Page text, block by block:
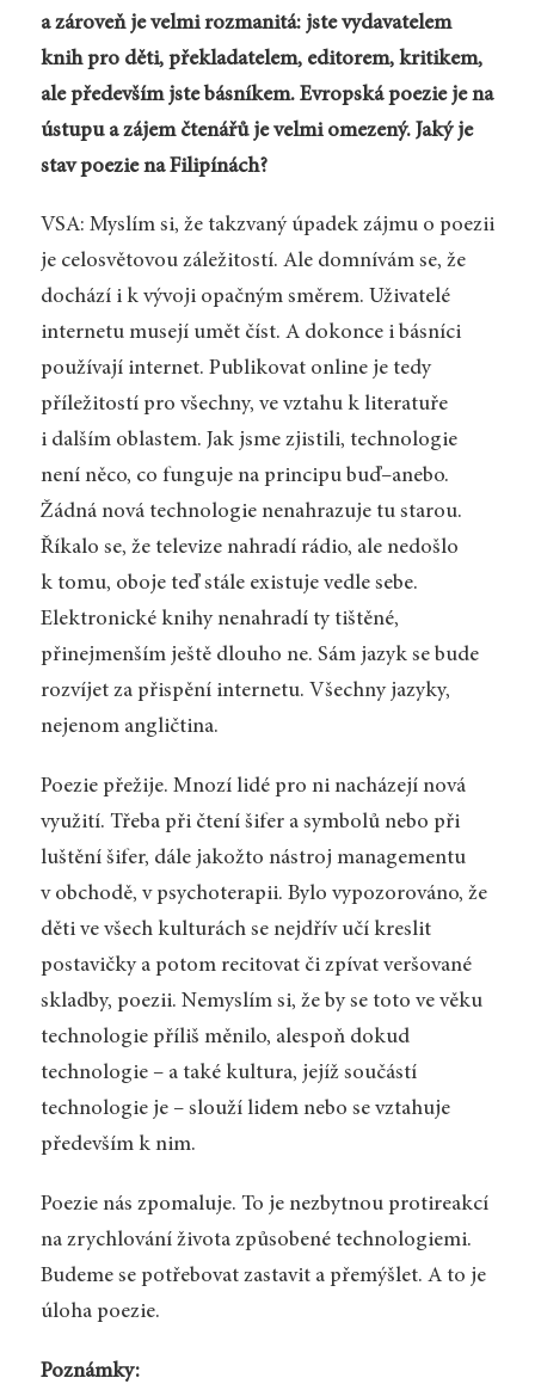
a zároveň je velmi rozmanitá: jste vydavatelem
knih pro děti, překladatelem, editorem, kritikem,
ale především jste básníkem. Evropská poezie je na
ústupu a zájem čtenářů je velmi omezený. Jaký je
stav poezie na Filipínách?
VSA: Myslím si, že takzvaný úpadek zájmu o poezii
je celosvětovou záležitostí. Ale domnívám se, že
dochází i k vývoji opačným směrem. Uživatelé
internetu musejí umět číst. A dokonce i básníci
používají internet. Publikovat online je tedy
příležitostí pro všechny, ve vztahu k literatuře
i dalším oblastem. Jak jsme zjistili, technologie
není něco, co funguje na principu buď–anebo.
Žádná nová technologie nenahrazuje tu starou.
Říkalo se, že televize nahradí rádio, ale nedošlo
k tomu, oboje teď stále existuje vedle sebe.
Elektronické knihy nenahradí ty tištěné,
přinejmenším ještě dlouho ne. Sám jazyk se bude
rozvíjet za přispění internetu. Všechny jazyky,
nejenom angličtina.
Poezie přežije. Mnozí lidé pro ni nacházejí nová
využití. Třeba při čtení šifer a symbolů nebo při
luštění šifer, dále jakožto nástroj managementu
v obchodě, v psychoterapii. Bylo vypozorováno, že
děti ve všech kulturách se nejdřív učí kreslit
postavičky a potom recitovat či zpívat veršované
skladby, poezii. Nemyslím si, že by se toto ve věku
technologie příliš měnilo, alespoň dokud
technologie – a také kultura, jejíž součástí
technologie je – slouží lidem nebo se vztahuje
především k nim.
Poezie nás zpomaluje. To je nezbytnou protireakcí
na zrychlování života způsobené technologiemi.
Budeme se potřebovat zastavit a přemýšlet. A to je
úloha poezie.
Poznámky: